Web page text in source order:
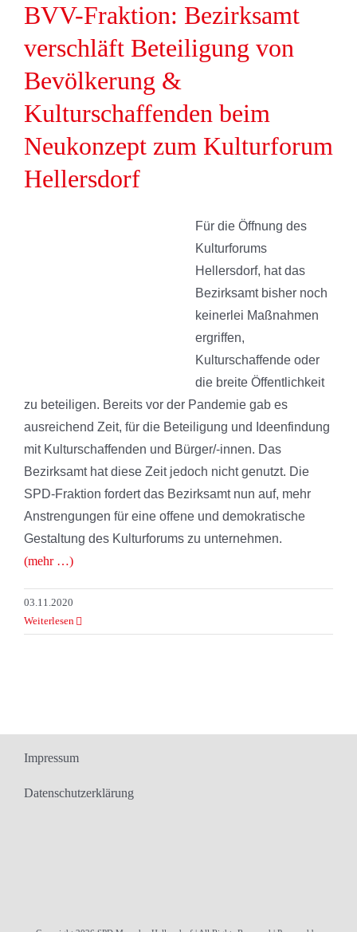
BVV-Fraktion: Bezirksamt
verschläft Beteiligung von
Bevölkerung &
Kulturschaffenden beim
Neukonzept zum Kulturforum
Hellersdorf
Für die Öffnung des
Kulturforums
Hellersdorf, hat das
Bezirksamt bisher noch
keinerlei Maßnahmen
ergriffen,
Kulturschaffende oder
die breite Öffentlichkeit
zu beteiligen. Bereits vor der Pandemie gab es
ausreichend Zeit, für die Beteiligung und Ideenfindung
mit Kulturschaffenden und Bürger/-innen. Das
Bezirksamt hat diese Zeit jedoch nicht genutzt. Die
SPD-Fraktion fordert das Bezirksamt nun auf, mehr
Anstrengungen für eine offene und demokratische
Gestaltung des Kulturforums zu unternehmen.
(mehr …)
03.11.2020
Weiterlesen
Impressum
Datenschutzerklärung